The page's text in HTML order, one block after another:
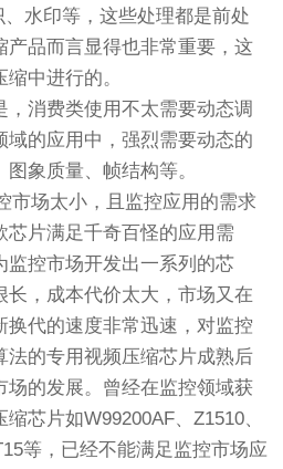
水印等，这些处理都是前处
产品而言显得也非常重要，这
缩中进行的。
消费类使用不太需要动态调
域的应用中，强烈需要动态的
象质量、帧结构等。
场太小，且监控应用的需求
芯片满足千奇百怪的应用需
监控市场开发出一系列的芯
长，成本代价太大，市场又在
换代的速度非常迅速，对监控
法的专用视频压缩芯片成熟后
场的发展。曾经在监控领域获
芯片如W99200AF、Z1510、
等，已经不能满足监控市场应